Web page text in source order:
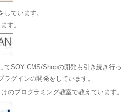
しています。
す。
てSOY CMS/Shopの開発も引き続き行っ
グインの開発をしています。
のプログラミング教室で教えています。